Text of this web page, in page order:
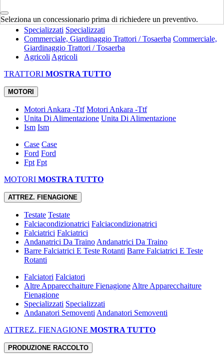
Seleziona un concessionario prima di richiedere un preventivo.
Specializzati Specializzati
Commerciale, Giardinaggio Trattori / Tosaerba Commerciale,
Giardinaggio Trattori / Tosaerba
Agricoli Agricoli
TRATTORI MOSTRA TUTTO
MOTORI
Motori Ankara -Ttf Motori Ankara -Ttf
Unita Di Alimentazione Unita Di Alimentazione
Ism Ism
Case Case
Ford Ford
Fpt Fpt
MOTORI MOSTRA TUTTO
ATTREZ. FIENAGIONE
Testate Testate
Falciacondizionatrici Falciacondizionatrici
Falciatrici Falciatrici
Andanatrici Da Traino Andanatrici Da Traino
Barre Falciatrici E Teste Rotanti Barre Falciatrici E Teste
Rotanti
Falciatori Falciatori
Altre Apparecchaiture Fienagione Altre Apparecchaiture
Fienagione
Specializzati Specializzati
Andanatori Semoventi Andanatori Semoventi
ATTREZ. FIENAGIONE MOSTRA TUTTO
PRODUZIONE RACCOLTO